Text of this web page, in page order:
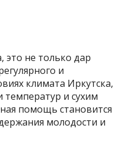
это не только дар
и
климата Иркутска,
температур и сухим
помощь становится
молодости и